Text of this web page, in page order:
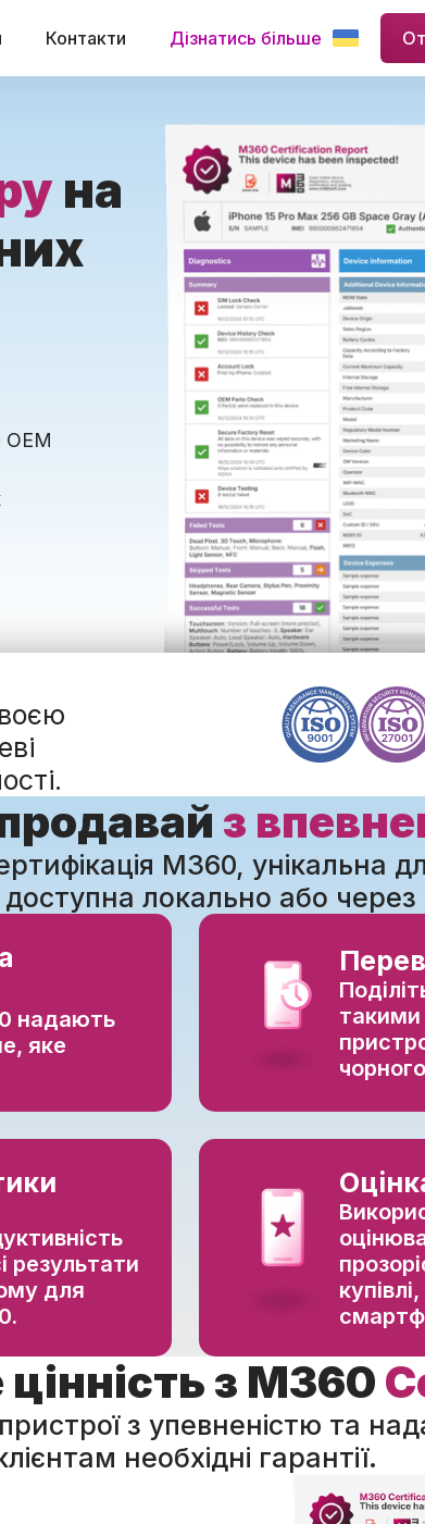
Контакти Дізнатись більше
на
OEM
з
M360, унікальна
локально або
надають
яке
такими
результати
для
з M360
з упевненістю та
необхідні гарантії.